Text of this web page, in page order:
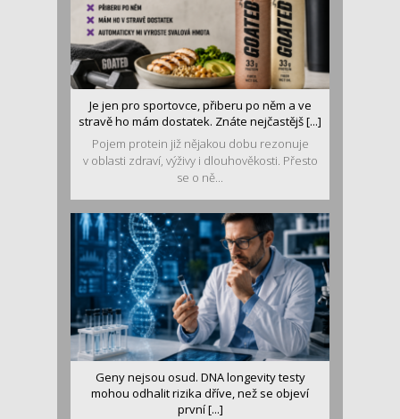
Je jen pro sportovce, přiberu po něm a ve
stravě ho mám dostatek. Znáte nejčastějš [...]
Pojem protein již nějakou dobu rezonuje
v oblasti zdraví, výživy i dlouhověkosti. Přesto
se o ně...
Geny nejsou osud. DNA longevity testy
mohou odhalit rizika dříve, než se objeví
první [...]